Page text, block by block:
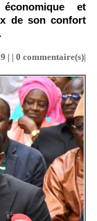
et
de son confort
| | 0 commentaire(s)|